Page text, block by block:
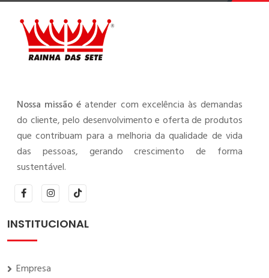
Nossa missão é atender com excelência às demandas
do cliente, pelo desenvolvimento e oferta de produtos
que contribuam para a melhoria da qualidade de vida
das pessoas, gerando crescimento de forma
sustentável.
INSTITUCIONAL
Empresa